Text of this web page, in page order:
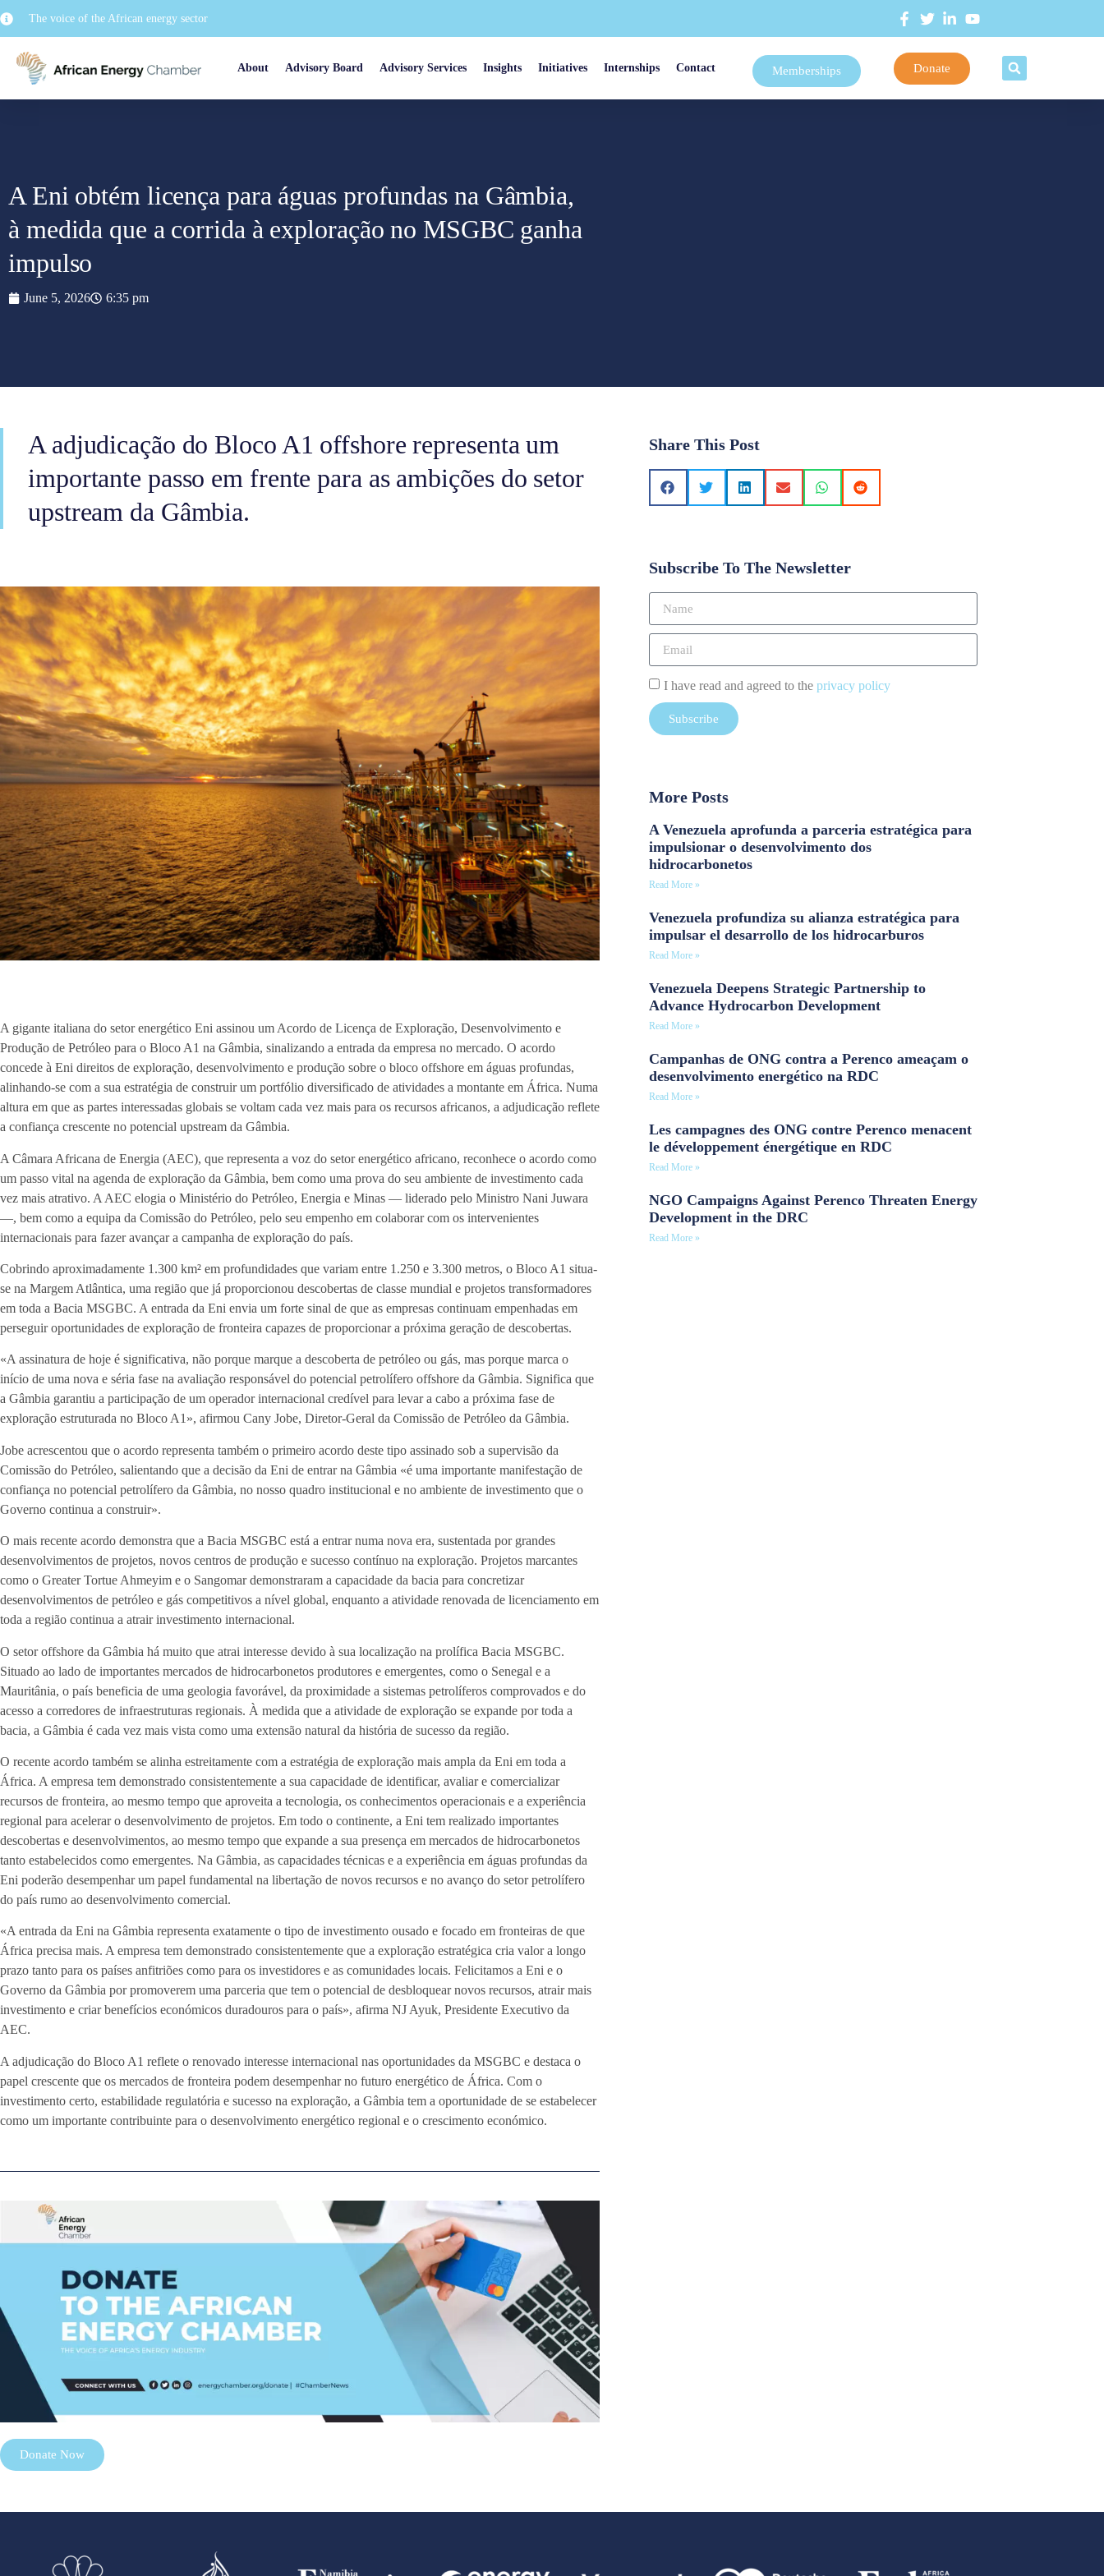
The voice of the African energy sector
About Advisory Board Advisory Services Insights Initiatives Internships Contact Memberships Donate
A Eni obtém licença para águas profundas na Gâmbia,
à medida que a corrida à exploração no MSGBC ganha
impulso
June 5, 2026 6:35 pm
A adjudicação do Bloco A1 offshore representa um
importante passo em frente para as ambições do setor
upstream da Gâmbia.
A gigante italiana do setor energético Eni assinou um Acordo de Licença de Exploração, Desenvolvimento e
Produção de Petróleo para o Bloco A1 na Gâmbia, sinalizando a entrada da empresa no mercado. O acordo
concede à Eni direitos de exploração, desenvolvimento e produção sobre o bloco offshore em águas profundas,
alinhando-se com a sua estratégia de construir um portfólio diversificado de atividades a montante em África. Numa
altura em que as partes interessadas globais se voltam cada vez mais para os recursos africanos, a adjudicação reflete
a confiança crescente no potencial upstream da Gâmbia.
A Câmara Africana de Energia (AEC), que representa a voz do setor energético africano, reconhece o acordo como
um passo vital na agenda de exploração da Gâmbia, bem como uma prova do seu ambiente de investimento cada
vez mais atrativo. A AEC elogia o Ministério do Petróleo, Energia e Minas — liderado pelo Ministro Nani Juwara
—, bem como a equipa da Comissão do Petróleo, pelo seu empenho em colaborar com os intervenientes
internacionais para fazer avançar a campanha de exploração do país.
Cobrindo aproximadamente 1.300 km² em profundidades que variam entre 1.250 e 3.300 metros, o Bloco A1 situa-
se na Margem Atlântica, uma região que já proporcionou descobertas de classe mundial e projetos transformadores
em toda a Bacia MSGBC. A entrada da Eni envia um forte sinal de que as empresas continuam empenhadas em
perseguir oportunidades de exploração de fronteira capazes de proporcionar a próxima geração de descobertas.
«A assinatura de hoje é significativa, não porque marque a descoberta de petróleo ou gás, mas porque marca o
início de uma nova e séria fase na avaliação responsável do potencial petrolífero offshore da Gâmbia. Significa que
a Gâmbia garantiu a participação de um operador internacional credível para levar a cabo a próxima fase de
exploração estruturada no Bloco A1», afirmou Cany Jobe, Diretor-Geral da Comissão de Petróleo da Gâmbia.
Jobe acrescentou que o acordo representa também o primeiro acordo deste tipo assinado sob a supervisão da
Comissão do Petróleo, salientando que a decisão da Eni de entrar na Gâmbia «é uma importante manifestação de
confiança no potencial petrolífero da Gâmbia, no nosso quadro institucional e no ambiente de investimento que o
Governo continua a construir».
O mais recente acordo demonstra que a Bacia MSGBC está a entrar numa nova era, sustentada por grandes
desenvolvimentos de projetos, novos centros de produção e sucesso contínuo na exploração. Projetos marcantes
como o Greater Tortue Ahmeyim e o Sangomar demonstraram a capacidade da bacia para concretizar
desenvolvimentos de petróleo e gás competitivos a nível global, enquanto a atividade renovada de licenciamento em
toda a região continua a atrair investimento internacional.
O setor offshore da Gâmbia há muito que atrai interesse devido à sua localização na prolífica Bacia MSGBC.
Situado ao lado de importantes mercados de hidrocarbonetos produtores e emergentes, como o Senegal e a
Mauritânia, o país beneficia de uma geologia favorável, da proximidade a sistemas petrolíferos comprovados e do
acesso a corredores de infraestruturas regionais. À medida que a atividade de exploração se expande por toda a
bacia, a Gâmbia é cada vez mais vista como uma extensão natural da história de sucesso da região.
O recente acordo também se alinha estreitamente com a estratégia de exploração mais ampla da Eni em toda a
África. A empresa tem demonstrado consistentemente a sua capacidade de identificar, avaliar e comercializar
recursos de fronteira, ao mesmo tempo que aproveita a tecnologia, os conhecimentos operacionais e a experiência
regional para acelerar o desenvolvimento de projetos. Em todo o continente, a Eni tem realizado importantes
descobertas e desenvolvimentos, ao mesmo tempo que expande a sua presença em mercados de hidrocarbonetos
tanto estabelecidos como emergentes. Na Gâmbia, as capacidades técnicas e a experiência em águas profundas da
Eni poderão desempenhar um papel fundamental na libertação de novos recursos e no avanço do setor petrolífero
do país rumo ao desenvolvimento comercial.
«A entrada da Eni na Gâmbia representa exatamente o tipo de investimento ousado e focado em fronteiras de que
África precisa mais. A empresa tem demonstrado consistentemente que a exploração estratégica cria valor a longo
prazo tanto para os países anfitriões como para os investidores e as comunidades locais. Felicitamos a Eni e o
Governo da Gâmbia por promoverem uma parceria que tem o potencial de desbloquear novos recursos, atrair mais
investimento e criar benefícios económicos duradouros para o país», afirma NJ Ayuk, Presidente Executivo da
AEC.
A adjudicação do Bloco A1 reflete o renovado interesse internacional nas oportunidades da MSGBC e destaca o
papel crescente que os mercados de fronteira podem desempenhar no futuro energético de África. Com o
investimento certo, estabilidade regulatória e sucesso na exploração, a Gâmbia tem a oportunidade de se estabelecer
como um importante contribuinte para o desenvolvimento energético regional e o crescimento económico.
Donate Now
Share This Post
Subscribe To The Newsletter
I have read and agreed to the privacy policy
Subscribe
More Posts
A Venezuela aprofunda a parceria estratégica para
impulsionar o desenvolvimento dos
hidrocarbonetos
Read More »
Venezuela profundiza su alianza estratégica para
impulsar el desarrollo de los hidrocarburos
Read More »
Venezuela Deepens Strategic Partnership to
Advance Hydrocarbon Development
Read More »
Campanhas de ONG contra a Perenco ameaçam o
desenvolvimento energético na RDC
Read More »
Les campagnes des ONG contre Perenco menacent
le développement énergétique en RDC
Read More »
NGO Campaigns Against Perenco Threaten Energy
Development in the DRC
Read More »